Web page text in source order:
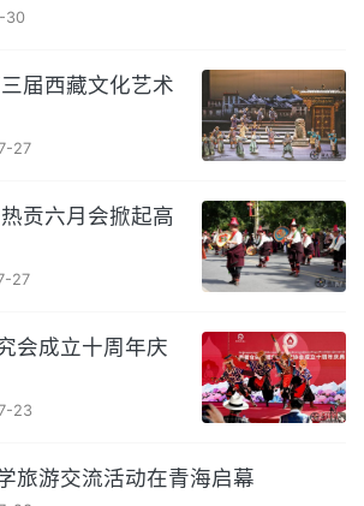
30
届西藏文化艺术
27
贡六月会掀起高
27
会成立十周年庆
23
旅游交流活动在青海启幕